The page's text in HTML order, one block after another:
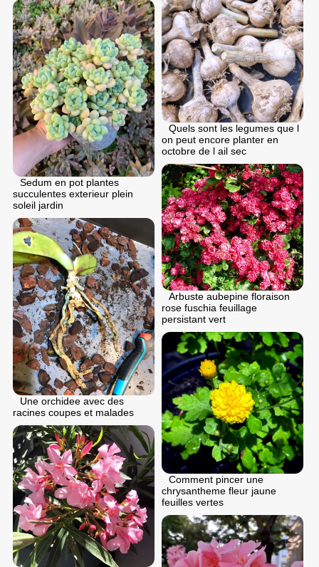
Quels sont les legumes que l
on peut encore planter en
octobre de l ail sec
Sedum en pot plantes
succulentes exterieur plein
soleil jardin
Arbuste aubepine floraison
rose fuschia feuillage
persistant vert
Une orchidee avec des
racines coupes et malades
Comment pincer une
chrysantheme fleur jaune
feuilles vertes